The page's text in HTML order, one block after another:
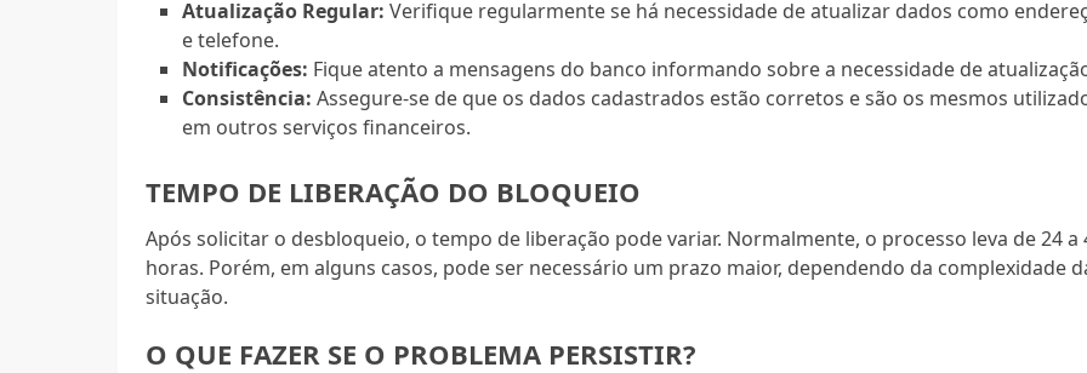
Atualização Regular: Verifique regularmente se há necessidade de atualizar dados como
e telefone.
Notificações: Fique atento a mensagens do banco informando sobre a necessidade de
Consistência: Assegure-se de que os dados cadastrados estão corretos e são os mesmos
em outros serviços financeiros.
TEMPO DE LIBERAÇÃO DO BLOQUEIO
Após solicitar o desbloqueio, o tempo de liberação pode variar. Normalmente, o processo leva de 24 a
horas. Porém, em alguns casos, pode ser necessário um prazo maior, dependendo da complexidade
situação.
O QUE FAZER SE O PROBLEMA PERSISTIR?